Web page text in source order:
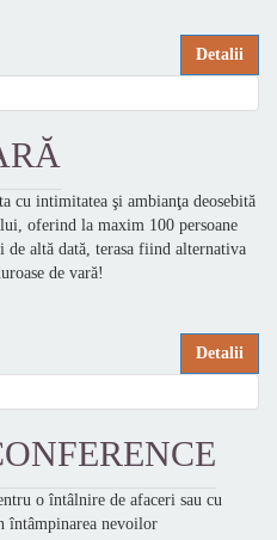
Detalii
cu intimitatea şi ambianţa deosebită
oferind la maxim 100 persoane
altă dată, terasa fiind alternativa
de vară!
Detalii
o întâlnire de afaceri sau cu
întâmpinarea nevoilor